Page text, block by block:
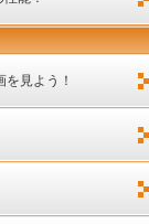
見よう！